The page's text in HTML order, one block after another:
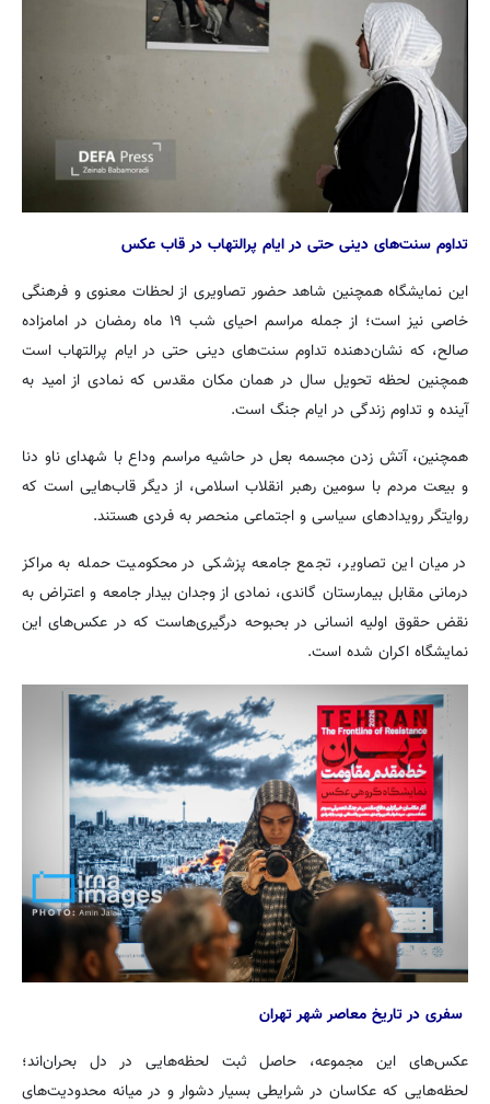
تداوم سنت‌های دینی حتی در ایام پرالتهاب در قاب عکس
این نمایشگاه همچنین شاهد حضور تصاویری از لحظات معنوی و فرهنگی
خاصی نیز است؛ از جمله مراسم احیای شب ۱۹ ماه رمضان در امامزاده
صالح، که نشان‌دهنده‌ تداوم سنت‌های دینی حتی در ایام پرالتهاب است
همچنین لحظه تحویل سال در همان مکان مقدس که نمادی از امید به
آینده و تداوم زندگی در ایام جنگ است.
همچنین، آتش زدن مجسمه بعل در حاشیه مراسم وداع با شهدای ناو دنا
و بیعت مردم با سومین رهبر انقلاب اسلامی، از دیگر قاب‌هایی است که
روایتگر رویدادهای سیاسی و اجتماعی منحصر به فردی هستند.
در میان این تصاویر، تجمع جامعه پزشکی در محکومیت حمله به مراکز
درمانی مقابل بیمارستان گاندی، نمادی از وجدان بیدار جامعه و اعتراض به
نقض حقوق اولیه انسانی در بحبوحه‌ درگیری‌هاست که در عکس‌های این
نمایشگاه اکران شده است.
سفری در تاریخ معاصر شهر تهران
عکس‌های این مجموعه، حاصل ثبت لحظه‌هایی در دل بحران‌اند؛
لحظه‌هایی که عکاسان در شرایطی بسیار دشوار و در میانه محدودیت‌های